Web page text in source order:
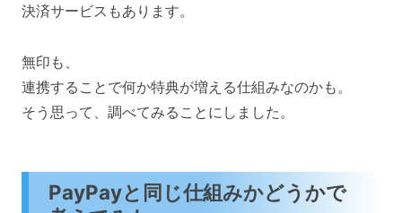
決済サービスもあります。
無印も、
連携することで何か特典が増える仕組みなのかも。
そう思って、調べてみることにしました。
PayPayと同じ仕組みかどうかで